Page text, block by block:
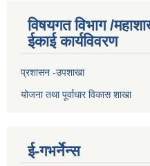
विषयगत विभाग /
ईकाई कार्यविवरण
प्रशासन -उपशाखा
योजना तथा पूर्वाधार विकास शाखा
ई-गभर्नेन्स